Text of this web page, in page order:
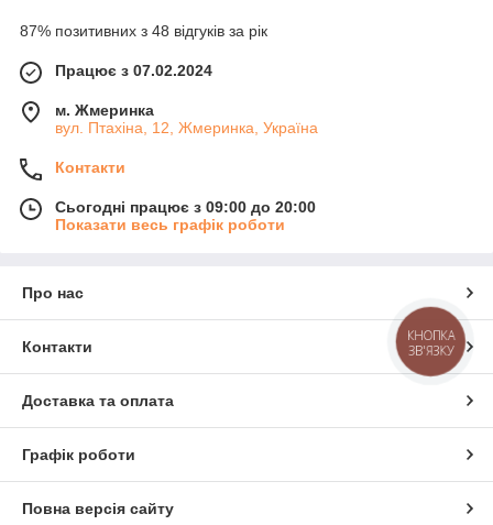
87% позитивних з 48 відгуків за рік
Працює з 07.02.2024
м. Жмеринка
вул. Птахіна, 12, Жмеринка, Україна
Контакти
Сьогодні працює з 09:00 до 20:00
Показати весь графік роботи
Про нас
Контакти
Доставка та оплата
Графік роботи
Повна версія сайту
КНОПКА
ЗВ'ЯЗКУ